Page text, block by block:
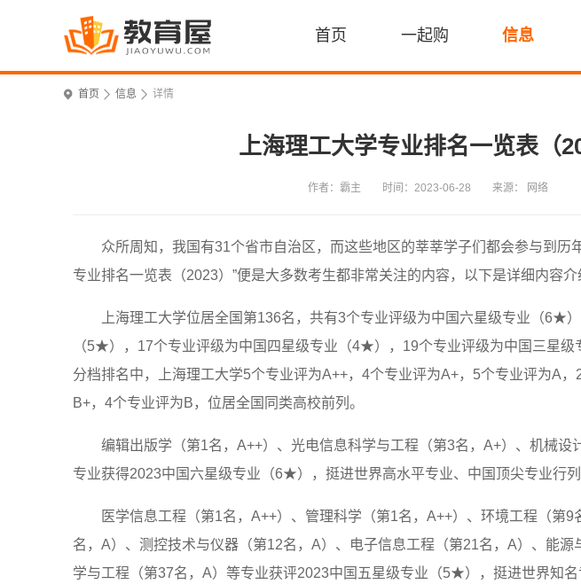
首页 一起购 信息
首页 信息 详情
上海理工大学专业排名一览表（
作者：霸主 时间：2023-06-28 来源： 网络
众所周知，我国有31个省市自治区，而这些地区的莘莘学子们都会参与到历
专业排名一览表（2023）”便是大多数考生都非常关注的内容，以下是详细内容介
上海理工大学位居全国第136名，共有3个专业评级为中国六星级专业（6★
（5★），17个专业评级为中国四星级专业（4★），19个专业评级为中国三星
分档排名中，上海理工大学5个专业评为A++，4个专业评为A+，5个专业评为A
B+，4个专业评为B，位居全国同类高校前列。
编辑出版学（第1名，A++）、光电信息科学与工程（第3名，A+）、机械设
专业获得2023中国六星级专业（6★），挺进世界高水平专业、中国顶尖专业行列
医学信息工程（第1名，A++）、管理科学（第1名，A++）、环境工程（第
名，A）、测控技术与仪器（第12名，A）、电子信息工程（第21名，A）、能
学与工程（第37名，A）等专业获评2023中国五星级专业（5★），挺进世界知名